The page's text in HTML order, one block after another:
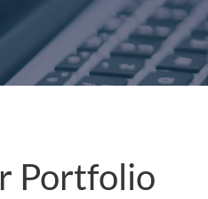
Portfolio